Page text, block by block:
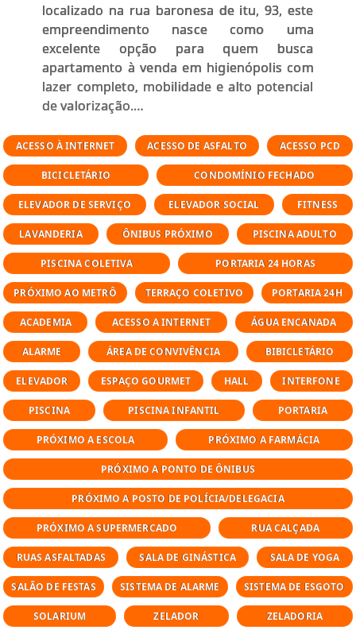
localizado na rua baronesa de itu, 93, este
empreendimento nasce como uma
excelente opção para quem busca
apartamento à venda em higienópolis com
lazer completo, mobilidade e alto potencial
de valorização.
implantado em um terreno de 2.587,88 m²,
o projeto combina arquitetura
contemporânea, uso inteligente dos
espaços e conveniência urbana, sendo ideal
tanto para moradia quanto para
investimento imobiliário.
tipologias residenciais
o empreendimento oferece uma ampla
variedade de plantas, atendendo diferentes
perfis:
studios e 1 dormitório
54 unidades – studio+ | 25 m²
70 unidades – studio | 25 m²
32 unidades – 1 dormitório+ | 30 m²
23 unidades – 1 dormitório+ | 35 m² (1
vaga)
5 unidades – 1 dormitório garden | 38 m² (1
vaga)
2 dormitórios
34 unidades – 2 dorms. | 51 m² (1 vaga)
51 unidades – 2 dorms. (1 suíte) | 57 m² (1
vaga)
34 unidades – 2 suítes | 67 m² (1 vaga)
ACESSO À INTERNET ACESSO DE ASFALTO ACESSO PCD
BICICLETÁRIO CONDOMÍNIO FECHADO
ELEVADOR DE SERVIÇO ELEVADOR SOCIAL FITNESS
LAVANDERIA ÔNIBUS PRÓXIMO PISCINA ADULTO
PISCINA COLETIVA PORTARIA 24 HORAS
PRÓXIMO AO METRÔ TERRAÇO COLETIVO PORTARIA 24H
ACADEMIA ACESSO A INTERNET ÁGUA ENCANADA
ALARME ÁREA DE CONVIVÊNCIA BIBICLETÁRIO
ELEVADOR ESPAÇO GOURMET HALL INTERFONE
PISCINA PISCINA INFANTIL PORTARIA
PRÓXIMO A ESCOLA PRÓXIMO A FARMÁCIA
PRÓXIMO A PONTO DE ÔNIBUS
PRÓXIMO A POSTO DE POLÍCIA/DELEGACIA
PRÓXIMO A SUPERMERCADO RUA CALÇADA
RUAS ASFALTADAS SALA DE GINÁSTICA SALA DE YOGA
SALÃO DE FESTAS SISTEMA DE ALARME SISTEMA DE ESGOTO
SOLARIUM ZELADOR ZELADORIA